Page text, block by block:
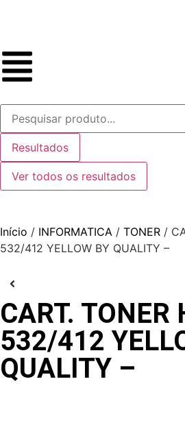
Resultados
Ver todos os resultados
Início / INFORMATICA / TONER /
532/412 YELLOW BY QUALITY –
CART. TONER
532/412
QUALITY –